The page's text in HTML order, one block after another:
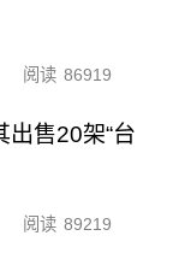
阅读 86919
出售20架“台
阅读 89219